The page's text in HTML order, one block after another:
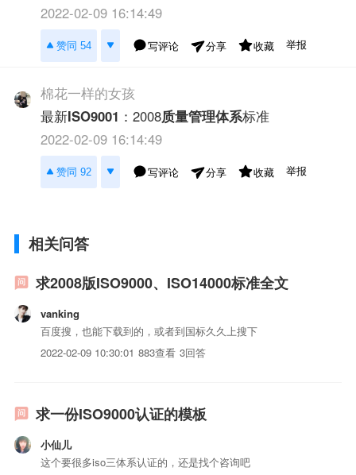
2022-02-09 16:14:49
赞同 54 写评论 分享 收藏 举报
棉花一样的女孩
最新ISO9001 ：2008质量管理体系标准
2022-02-09 16:14:49
赞同 92 写评论 分享 收藏 举报
相关问答
求2008版ISO9000、ISO14000标准全文
vanking
百度搜，也能下载到的，或者到国标久久上搜下
2022-02-09 10:30:01 883查看 3回答
求一份ISO9000认证的模板
小仙儿
这个要很多iso三体系认证的，还是找个咨询吧